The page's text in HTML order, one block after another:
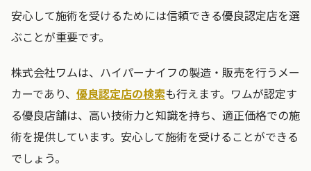
安心して施術を受けるためには信頼できる優良認定店を選
ぶことが重要です。
株式会社ワムは、ハイパーナイフの製造・販売を行うメー
カーであり、 優良認定店の検索も行えます。ワムが認定す
る優良店舗は、高い技術力と知識を持ち、適正価格での施
術を提供しています。安心して施術を受けることができる
でしょう。